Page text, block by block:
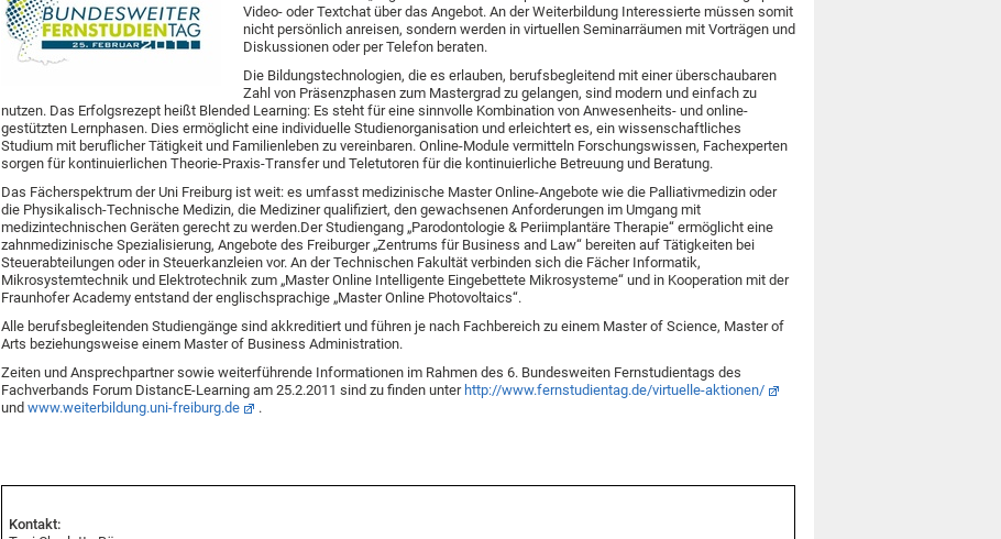
Video- oder Textchat über das Angebot. An der Weiterbildung Interessierte müssen somit
nicht persönlich anreisen, sondern werden in virtuellen Seminarräumen mit Vorträgen und
Diskussionen oder per Telefon beraten.
Die Bildungstechnologien, die es erlauben, berufsbegleitend mit einer überschaubaren
Zahl von Präsenzphasen zum Mastergrad zu gelangen, sind modern und einfach zu
nutzen. Das Erfolgsrezept heißt Blended Learning: Es steht für eine sinnvolle Kombination von Anwesenheits- und online-
gestützten Lernphasen. Dies ermöglicht eine individuelle Studienorganisation und erleichtert es, ein wissenschaftliches
Studium mit beruflicher Tätigkeit und Familienleben zu vereinbaren. Online-Module vermitteln Forschungswissen, Fachexperten
sorgen für kontinuierlichen Theorie-Praxis-Transfer und Teletutoren für die kontinuierliche Betreuung und Beratung.
Das Fächerspektrum der Uni Freiburg ist weit: es umfasst medizinische Master Online-Angebote wie die Palliativmedizin oder
die Physikalisch-Technische Medizin, die Mediziner qualifiziert, den gewachsenen Anforderungen im Umgang mit
medizintechnischen Geräten gerecht zu werden.Der Studiengang „Parodontologie & Periimplantäre Therapie“ ermöglicht eine
zahnmedizinische Spezialisierung, Angebote des Freiburger „Zentrums für Business and Law“ bereiten auf Tätigkeiten bei
Steuerabteilungen oder in Steuerkanzleien vor. An der Technischen Fakultät verbinden sich die Fächer Informatik,
Mikrosystemtechnik und Elektrotechnik zum „Master Online Intelligente Eingebettete Mikrosysteme“ und in Kooperation mit der
Fraunhofer Academy entstand der englischsprachige „Master Online Photovoltaics“.
Alle berufsbegleitenden Studiengänge sind akkreditiert und führen je nach Fachbereich zu einem Master of Science, Master of
Arts beziehungsweise einem Master of Business Administration.
Zeiten und Ansprechpartner sowie weiterführende Informationen im Rahmen des 6. Bundesweiten Fernstudientags des
Fachverbands Forum DistancE-Learning am 25.2.2011 sind zu finden unterhttp://www.fernstudientag.de/virtuelle-aktionen/
und www.weiterbildung.uni-freiburg.de .
Kontakt: